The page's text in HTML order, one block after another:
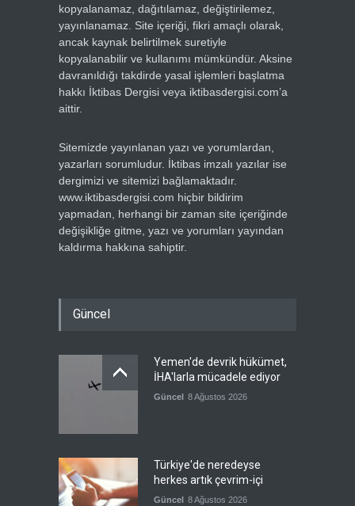
kopyalanamaz, dağıtılamaz, değiştirilemez,
yayınlanamaz. Site içeriği, fikri amaçlı olarak,
ancak kaynak belirtilmek suretiyle
kopyalanabilir ve kullanımı mümkündür. Aksine
davranıldığı takdirde yasal işlemleri başlatma
hakkı İktibas Dergisi veya iktibasdergisi.com’a
aittir.
Sitemizde yayınlanan yazı ve yorumlardan,
yazarları sorumludur. İktibas imzalı yazılar ise
dergimizi ve sitemizi bağlamaktadır.
www.iktibasdergisi.com hiçbir bildirim
yapmadan, herhangi bir zaman site içeriğinde
değişikliğe gitme, yazı ve yorumları yayından
kaldırma hakkına sahiptir.
Güncel
Yemen'de devrik hükümet,
İHA'larla mücadele ediyor
Güncel 8 Ağustos 2026
Türkiye'de neredeyse
herkes artık çevrim-içi
Güncel 8 Ağustos 2026